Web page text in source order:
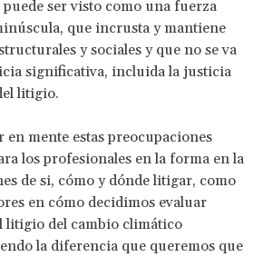
puede ser visto como una fuerza
que incrusta y mantiene
y sociales y que no se va
significativa, incluida la justicia
litigio.
mente estas preocupaciones
los profesionales en la forma en la
de si, cómo y dónde litigar, como
en cómo decidimos evaluar
litigio del cambio climático
la diferencia que queremos que